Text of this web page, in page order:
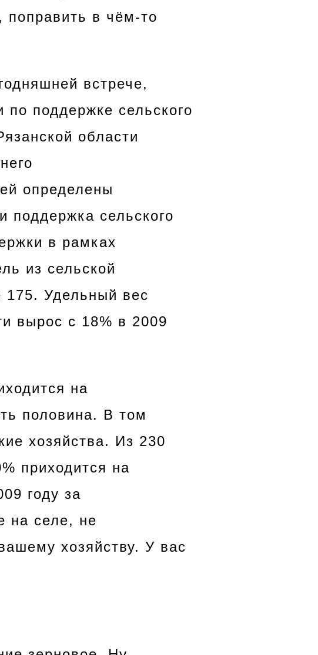
поправить в чём-то
встрече,
по поддержке сельского
области
определены
поддержка сельского
в рамках
из сельской
Удельный вес
вырос с 18% в 2009
на
половина. В том
хозяйства. Из 230
приходится на
году за
на селе, не
хозяйству. У вас